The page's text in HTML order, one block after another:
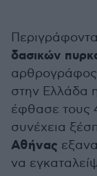
δασικών
αρθρογράφος
στην Ελλάδα
έφθασε τους
συνέχεια
Αθήνας
να